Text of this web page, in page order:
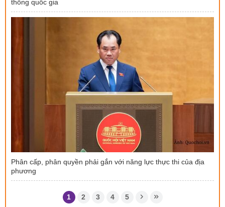
thống quốc gia
Phân cấp, phân quyền phải gắn với năng lực thực thi của địa
phương
1 2 3 4 5